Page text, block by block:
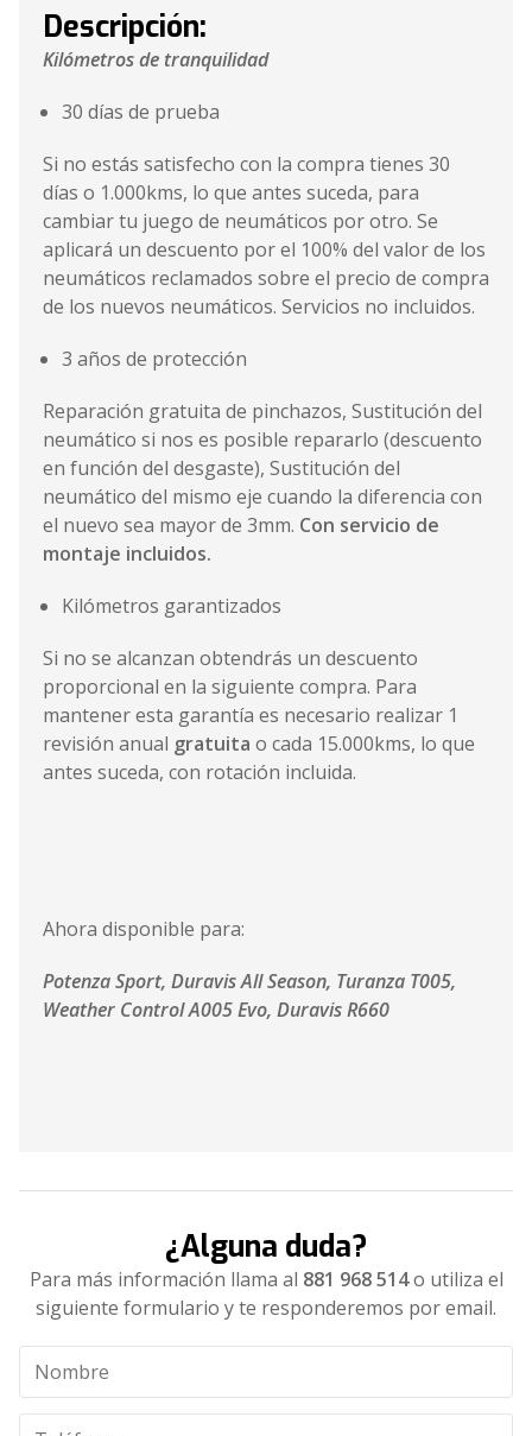
Descripción:
Kilómetros de tranquilidad
30 días de prueba
Si no estás satisfecho con la compra tienes 30
días o 1.000kms, lo que antes suceda, para
cambiar tu juego de neumáticos por otro. Se
aplicará un descuento por el 100% del valor de los
neumáticos reclamados sobre el precio de compra
de los nuevos neumáticos. Servicios no incluidos.
3 años de protección
Reparación gratuita de pinchazos, Sustitución del
neumático si nos es posible repararlo (descuento
en función del desgaste), Sustitución del
neumático del mismo eje cuando la diferencia con
el nuevo sea mayor de 3mm. Con servicio de
montaje incluidos.
Kilómetros garantizados
Si no se alcanzan obtendrás un descuento
proporcional en la siguiente compra. Para
mantener esta garantía es necesario realizar 1
revisión anual gratuita o cada 15.000kms, lo que
antes suceda, con rotación incluida.
Ahora disponible para:
Potenza Sport, Duravis All Season, Turanza T005,
Weather Control A005 Evo, Duravis R660
¿Alguna duda?
Para más información llama al 881 968 514o utiliza el
siguiente formulario y te responderemos por email.